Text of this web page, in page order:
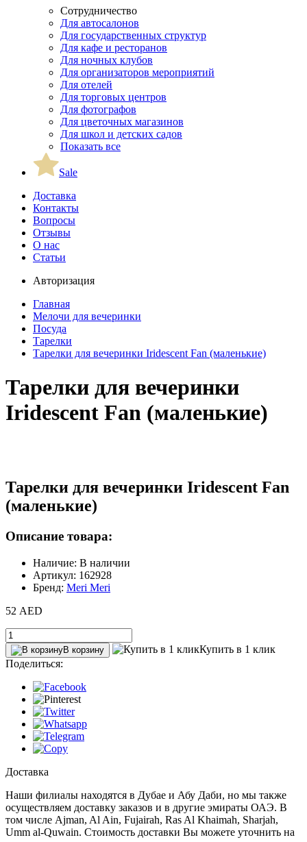
Сотрудничество
Для автосалонов
Для государственных структур
Для кафе и ресторанов
Для ночных клубов
Для организаторов мероприятий
Для отелей
Для торговых центров
Для фотографов
Для цветочных магазинов
Для школ и детских садов
Показать все
Sale
Доставка
Контакты
Вопросы
Отзывы
О нас
Статьи
Авторизация
Главная
Мелочи для вечеринки
Посуда
Тарелки
Тарелки для вечеринки Iridescent Fan (маленькие)
Тарелки для вечеринки
Iridescent Fan (маленькие)
Тарелки для вечеринки Iridescent Fan
(маленькие)
Описание товара:
Наличие: В наличии
Артикул: 162928
Бренд: Meri Meri
52 AED
В корзину
Купить в 1 клик
Поделиться:
Доставка
Наши филиалы находятся в Дубае и Абу Даби, но мы также
осуществляем доставку заказов и в другие эмираты ОАЭ. В
том числе Ajman, Al Ain‎, Fujairah, Ras Al Khaimah, Sharjah,
Umm al-Quwain. Стоимость доставки Вы можете уточнить на